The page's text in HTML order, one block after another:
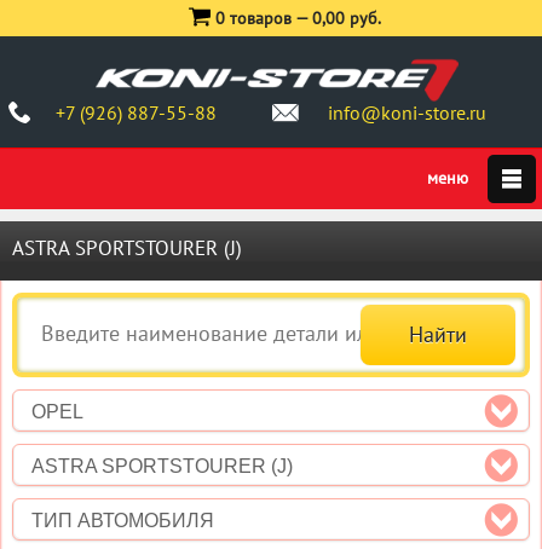
+7 (926) 887-55-88 info@koni-store.ru
0 товаров —0,00 руб.
ASTRA SPORTSTOURER (J)
OPEL
ASTRA SPORTSTOURER (J)
ТИП АВТОМОБИЛЯ